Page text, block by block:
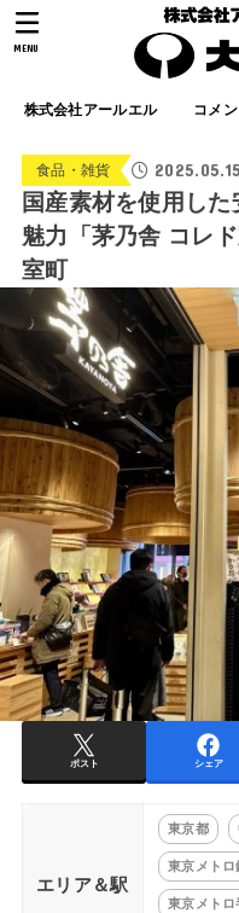
株式会社アールエル コメ
MENU
食品・雑貨 2025.05.15
国産素材を使用し
魅力「茅乃舎 コレ
室町
ポスト シェア
エリア＆駅
東京都
東京メトロ
東京メトロ